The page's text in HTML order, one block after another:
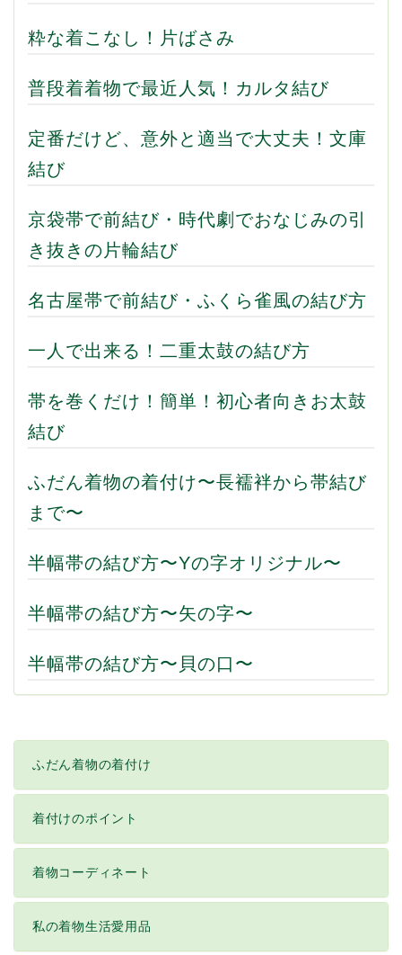
粋な着こなし！片ばさみ
普段着着物で最近人気！カルタ結び
定番だけど、意外と適当で大丈夫！文庫
結び
京袋帯で前結び・時代劇でおなじみの引
き抜きの片輪結び
名古屋帯で前結び・ふくら雀風の結び方
一人で出来る！二重太鼓の結び方
帯を巻くだけ！簡単！初心者向きお太鼓
結び
ふだん着物の着付け〜長襦袢から帯結び
まで〜
半幅帯の結び方〜Yの字オリジナル〜
半幅帯の結び方〜矢の字〜
半幅帯の結び方〜貝の口〜
ふだん着物の着付け
着付けのポイント
着物コーディネート
私の着物生活愛用品